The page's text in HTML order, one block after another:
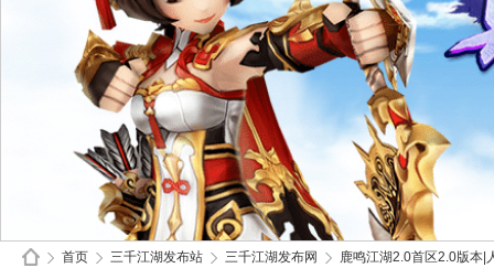
首页 三千江湖发布站 三千江湖发布网 鹿鸣江湖2.0首区2.0版本|